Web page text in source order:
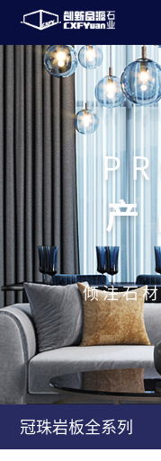
P R
产
倾 注 石 材
冠珠岩板全系列